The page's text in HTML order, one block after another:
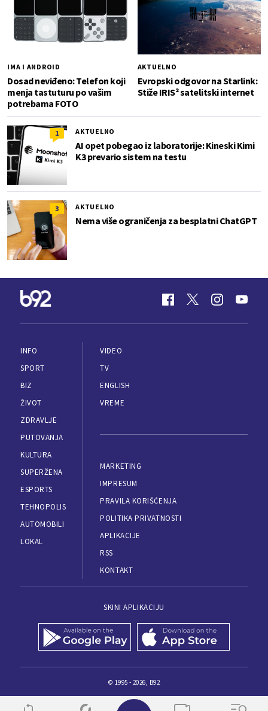
IMA I ANDROID
Dosad neviđeno: Telefon koji
menja tastuturu po vašim
potrebama FOTO
AKTUELNO
Evropski odgovor na Starlink:
Stiže IRIS² satelitski internet
1 AKTUELNO
AI opet pobegao iz laboratorije: Kineski Kimi
K3 prevario sistem na testu
3 AKTUELNO
Nema više ograničenja za besplatni ChatGPT
INFO
SPORT
BIZ
ŽIVOT
ZDRAVLJE
PUTOVANJA
KULTURA
SUPERŽENA
ESPORTS
TEHNOPOLIS
AUTOMOBILI
LOKAL
VIDEO
TV
ENGLISH
VREME
MARKETING
IMPRESUM
PRAVILA KORIŠĆENJA
POLITIKA PRIVATNOSTI
APLIKACIJE
RSS
KONTAKT
SKINI APLIKACIJU
© 1995 - 2026, B92